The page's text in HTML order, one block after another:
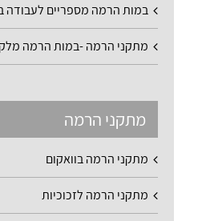
במות הרמה מספריים לעבודה
מתקני הרמה -במות הרמה
מתקני הרמה
מתקני הרמה בוואקום
מתקני הרמה לזכוכיות